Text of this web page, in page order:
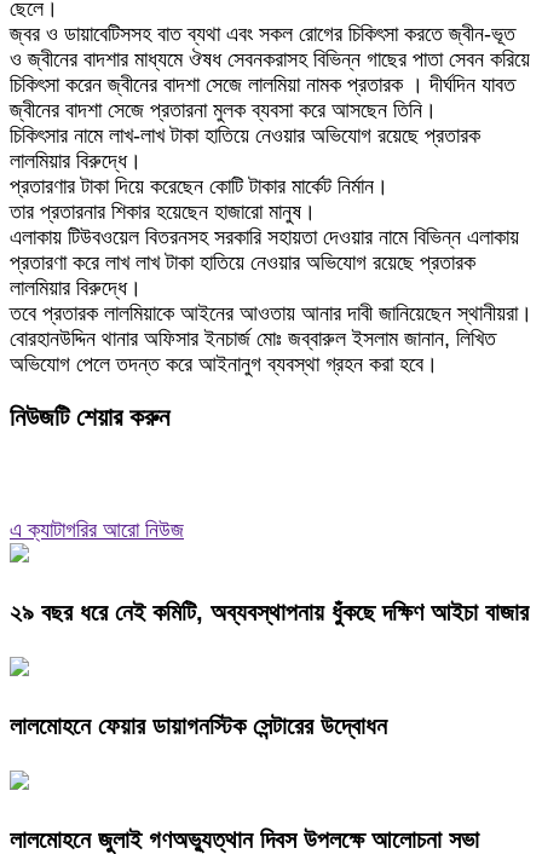
ছেলে।
জ্বর ও ডায়াবেটিসসহ বাত ব্যথা এবং সকল রোগের চিকিৎসা করতে জ্বীন-ভূত
ও জ্বীনের বাদশার মাধ্যমে ঔষধ সেবনকরাসহ বিভিন্ন গাছের পাতা সেবন করিয়ে
চিকিৎসা করেন জ্বীনের বাদশা সেজে লালমিয়া নামক প্রতারক । দীর্ঘদিন যাবত
জ্বীনের বাদশা সেজে প্রতারনা মুলক ব্যবসা করে আসছেন তিনি।
চিকিৎসার নামে লাখ-লাখ টাকা হাতিয়ে নেওয়ার অভিযোগ রয়েছে প্রতারক
লালমিয়ার বিরুদ্ধে।
প্রতারণার টাকা দিয়ে করেছেন কোটি টাকার মার্কেট নির্মান।
তার প্রতারনার শিকার হয়েছেন হাজারো মানুষ।
এলাকায় টিউবওয়েল বিতরনসহ সরকারি সহায়তা দেওয়ার নামে বিভিন্ন এলাকায়
প্রতারণা করে লাখ লাখ টাকা হাতিয়ে নেওয়ার অভিযোগ রয়েছে প্রতারক
লালমিয়ার বিরুদ্ধে।
তবে প্রতারক লালমিয়াকে আইনের আওতায় আনার দাবী জানিয়েছেন স্থানীয়রা।
বোরহানউদ্দিন থানার অফিসার ইনচার্জ মোঃ জব্বারুল ইসলাম জানান, লিখিত
অভিযোগ পেলে তদন্ত করে আইনানুগ ব্যবস্থা গ্রহন করা হবে।
নিউজটি শেয়ার করুন
এ ক্যাটাগরির আরো নিউজ
২৯ বছর ধরে নেই কমিটি, অব্যবস্থাপনায় ধুঁকছে দক্ষিণ আইচা বাজার
লালমোহনে ফেয়ার ডায়াগনস্টিক সেন্টারের উদ্বোধন
লালমোহনে জুলাই গণঅভ্যুত্থান দিবস উপলক্ষে আলোচনা সভা